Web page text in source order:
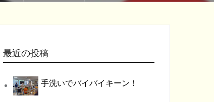
最近の投稿
手洗いでバイバイキーン！